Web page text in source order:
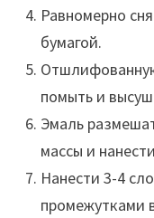
Равномерно
бумагой.
помыть и
Эмаль
массы и
Нанести 3-4
промежутками